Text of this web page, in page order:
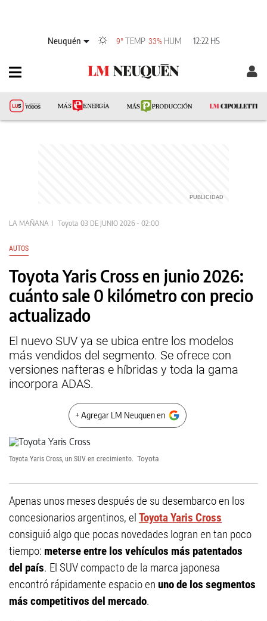
Neuquén 9° TEMP 33% HUM 12:22 HS
LA MAÑANA Toyota 03 DE JUNIO 2026 - 02:00
AUTOS
Toyota Yaris Cross en junio 2026:
cuánto sale 0 kilómetro con precio
actualizado
El nuevo SUV ya se ubica entre los modelos
más vendidos del segmento. Se ofrece con
versiones nafteras e híbridas y toda la gama
incorpora ADAS.
+ Agregar LM Neuquen en
Toyota Yaris Cross, un SUV en crecimiento. Toyota
Apenas unos meses después de su desembarco en los
concesionarios argentinos, el Toyota Yaris Cross
consiguió algo que pocas novedades logran en tan poco
tiempo: meterse entre los vehículos más patentados
del país. El SUV compacto de la marca japonesa
encontró rápidamente espacio en uno de los segmentos
más competitivos del mercado.